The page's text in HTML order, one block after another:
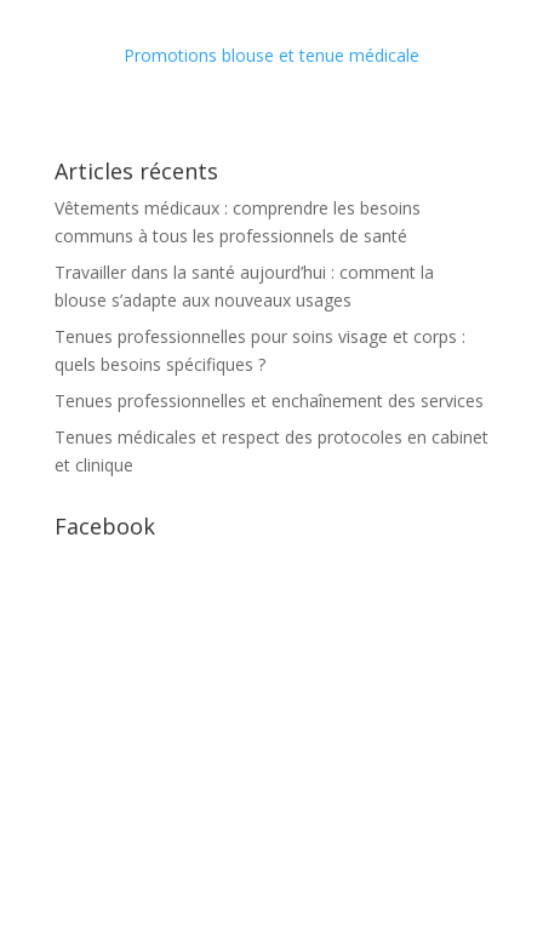
Promotions blouse et tenue médicale
Articles récents
Vêtements médicaux : comprendre les besoins
communs à tous les professionnels de santé
Travailler dans la santé aujourd’hui : comment la
blouse s’adapte aux nouveaux usages
Tenues professionnelles pour soins visage et corps :
quels besoins spécifiques ?
Tenues professionnelles et enchaînement des services
Tenues médicales et respect des protocoles en cabinet
et clinique
Facebook